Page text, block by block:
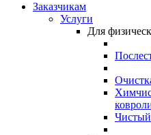
Заказчикам
Услуги
Для